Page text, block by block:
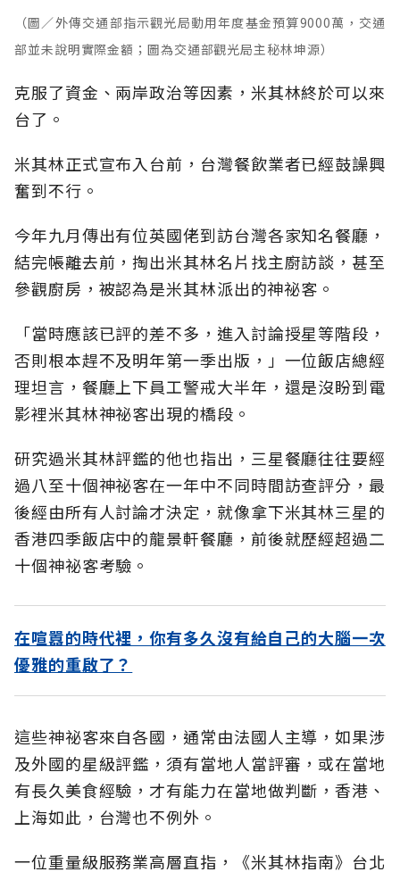
（圖／外傳交通部指示觀光局動用年度基金預算9000萬，交通
部並未說明實際金額；圖為交通部觀光局主秘林坤源）
克服了資金、兩岸政治等因素，米其林終於可以來
台了。
米其林正式宣布入台前，台灣餐飲業者已經鼓譟興
奮到不行。
今年九月傳出有位英國佬到訪台灣各家知名餐廳，
結完帳離去前，掏出米其林名片找主廚訪談，甚至
參觀廚房，被認為是米其林派出的神祕客。
「當時應該已評的差不多，進入討論授星等階段，
否則根本趕不及明年第一季出版，」一位飯店總經
理坦言，餐廳上下員工警戒大半年，還是沒盼到電
影裡米其林神祕客出現的橋段。
研究過米其林評鑑的他也指出，三星餐廳往往要經
過八至十個神祕客在一年中不同時間訪查評分，最
後經由所有人討論才決定，就像拿下米其林三星的
香港四季飯店中的龍景軒餐廳，前後就歷經超過二
十個神祕客考驗。
在喧囂的時代裡，你有多久沒有給自己的大腦一次
優雅的重啟了？
這些神祕客來自各國，通常由法國人主導，如果涉
及外國的星級評鑑，須有當地人當評審，或在當地
有長久美食經驗，才有能力在當地做判斷，香港、
上海如此，台灣也不例外。
一位重量級服務業高層直指，《米其林指南》台北